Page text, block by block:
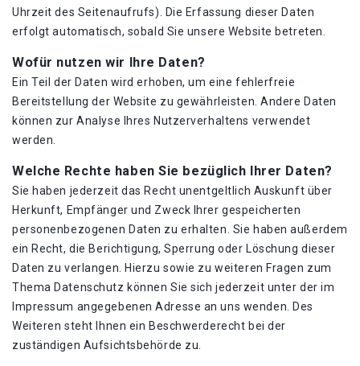
Uhrzeit des Seitenaufrufs). Die Erfassung dieser Daten
erfolgt automatisch, sobald Sie unsere Website betreten.
Wofür nutzen wir Ihre Daten?
Ein Teil der Daten wird erhoben, um eine fehlerfreie
Bereitstellung der Website zu gewährleisten. Andere Daten
können zur Analyse Ihres Nutzerverhaltens verwendet
werden.
Welche Rechte haben Sie bezüglich Ihrer Daten?
Sie haben jederzeit das Recht unentgeltlich Auskunft über
Herkunft, Empfänger und Zweck Ihrer gespeicherten
personenbezogenen Daten zu erhalten. Sie haben außerdem
ein Recht, die Berichtigung, Sperrung oder Löschung dieser
Daten zu verlangen. Hierzu sowie zu weiteren Fragen zum
Thema Datenschutz können Sie sich jederzeit unter der im
Impressum angegebenen Adresse an uns wenden. Des
Weiteren steht Ihnen ein Beschwerderecht bei der
zuständigen Aufsichtsbehörde zu.